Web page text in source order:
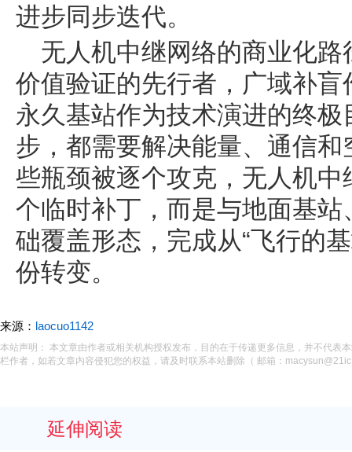
进步同步迭代。
无人机中继网络的商业化
价值验证的先行者，广域补
永久基站作为技术演进的终
步，都需要解决能量、通信
些瓶颈被逐个攻克，无人机
个临时补丁，而是与地面基
础覆盖形态，完成从“飞行的
份转变。
来源： laocuo1142
本站声明： 本文章由作者或相关机构授权发布，目的在于传递更多信息，并不代表
栏作者，如若文章内容侵犯您的权益，请及时联系本站删除（ 邮箱：
延伸阅读